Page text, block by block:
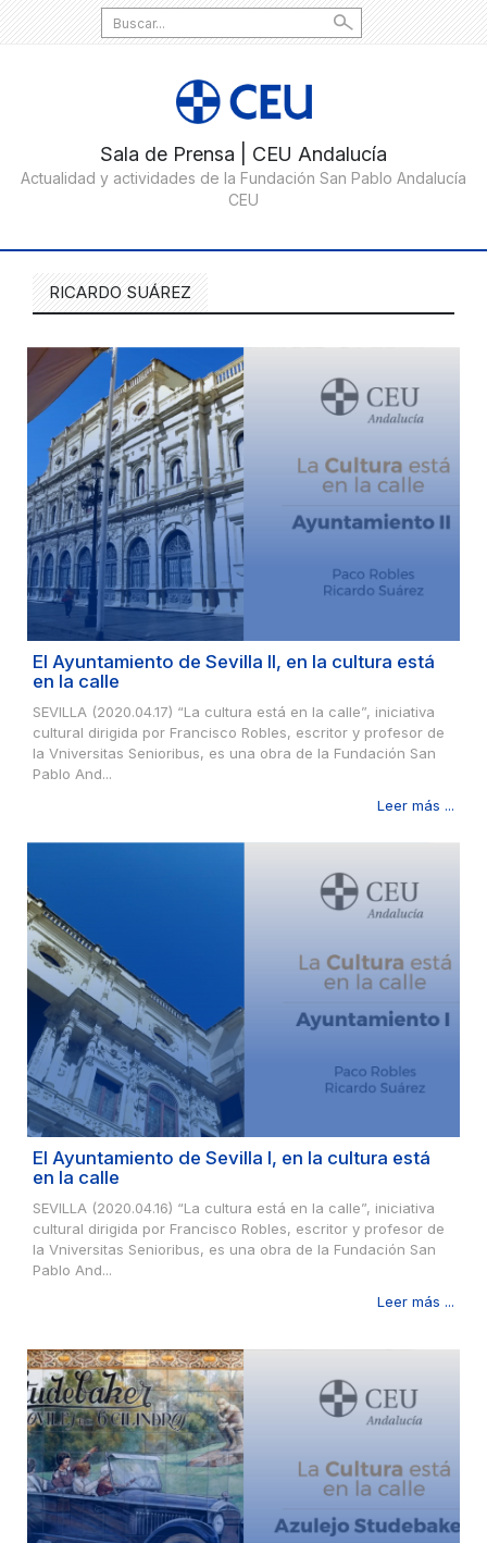
Search
for:
RICARDO SUÁREZ
El Ayuntamiento de Sevilla II, en la cultura está
en la calle
SEVILLA (2020.04.17) “La cultura está en la calle”, iniciativa
cultural dirigida por Francisco Robles, escritor y profesor de
la Vniversitas Senioribus, es una obra de la Fundación San
Pablo And...
Leer más ...
El Ayuntamiento de Sevilla I, en la cultura está
en la calle
SEVILLA (2020.04.16) “La cultura está en la calle”, iniciativa
cultural dirigida por Francisco Robles, escritor y profesor de
la Vniversitas Senioribus, es una obra de la Fundación San
Pablo And...
Leer más ...